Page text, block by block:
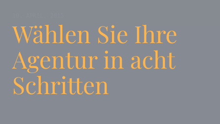
Wählen Sie Ihre
Agentur in acht
Schritten